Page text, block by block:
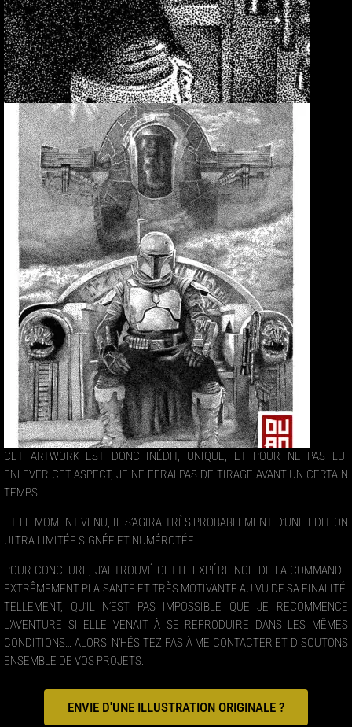
CET ARTWORK EST DONC INÉDIT, UNIQUE, ET POUR NE PAS LUI
ENLEVER CET ASPECT, JE NE FERAI PAS DE TIRAGE AVANT UN CERTAIN
TEMPS.
ET LE MOMENT VENU, IL S’AGIRA TRÈS PROBABLEMENT D’UNE EDITION
ULTRA LIMITÉE SIGNÉE ET NUMÉROTÉE.
POUR CONCLURE, J’AI TROUVÉ CETTE EXPÉRIENCE DE LA COMMANDE
EXTRÊMEMENT PLAISANTE ET TRÈS MOTIVANTE AU VU DE SA FINALITÉ.
TELLEMENT, QU’IL N’EST PAS IMPOSSIBLE QUE JE RECOMMENCE
L’AVENTURE SI ELLE VENAIT À SE REPRODUIRE DANS LES MÊMES
CONDITIONS… ALORS, N’HÉSITEZ PAS À ME CONTACTER ET DISCUTONS
ENSEMBLE DE VOS PROJETS.
ENVIE D'UNE ILLUSTRATION ORIGINALE ?